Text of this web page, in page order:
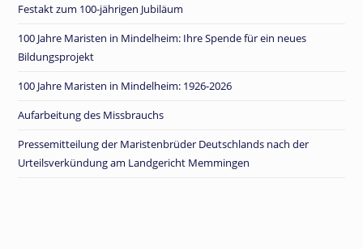
Festakt zum 100-jährigen Jubiläum
100 Jahre Maristen in Mindelheim: Ihre Spende für ein neues
Bildungsprojekt
100 Jahre Maristen in Mindelheim: 1926-2026
Aufarbeitung des Missbrauchs
Pressemitteilung der Maristenbrüder Deutschlands nach der
Urteilsverkündung am Landgericht Memmingen